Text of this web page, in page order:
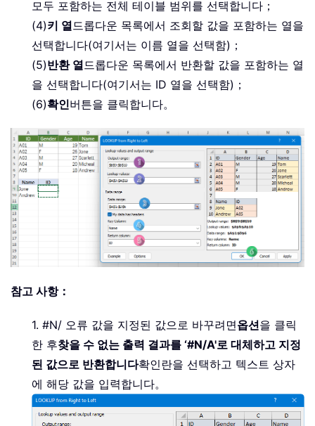
모두 포함하는 전체 테이블 범위를 선택합니다；
(4)키 열드롭다운 목록에서 조회할 값을 포함하는 열을
선택합니다(여기서는 이름 열을 선택함)；
(5)반환 열드롭다운 목록에서 반환할 값을 포함하는 열
을 선택합니다(여기서는 ID 열을 선택함)；
(6)확인버튼을 클릭합니다。
참고 사항：
1. #N/ 오류 값을 지정된 값으로 바꾸려면옵션을 클릭
한 후찾을 수 없는 출력 결과를 ‘#N/A'로 대체하고 지정
된 값으로 반환합니다확인란을 선택하고 텍스트 상자
에 해당 값을 입력합니다。